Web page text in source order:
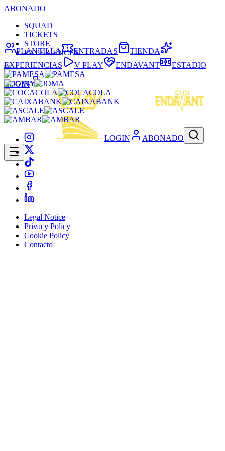
ABONADO
SQUAD
TICKETS
STORE
EXPERIENCES
LOGIN
LOGIN ABONADO
PLANTILLA ENTRADAS
TIENDA
EXPERIENCIAS
V PLAY ENDAVANT ESTADIO
Legal Notice|
Privacy Policy|
Cookie Policy|
Contacto